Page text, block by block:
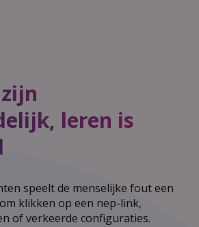
leren is
speelt de menselijke fout een
klikken op een nep-link,
of verkeerde configuraties.